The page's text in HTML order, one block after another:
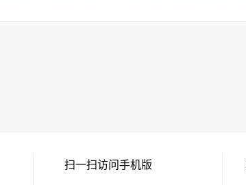
扫一扫访问手机版